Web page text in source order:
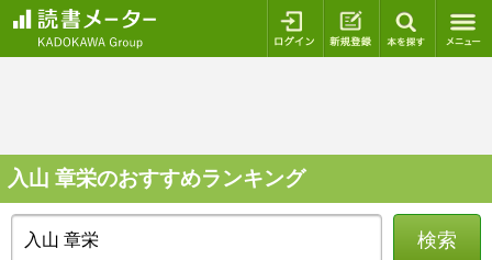
ログイン 新規登録
入山 章栄のおすすめランキング
検索